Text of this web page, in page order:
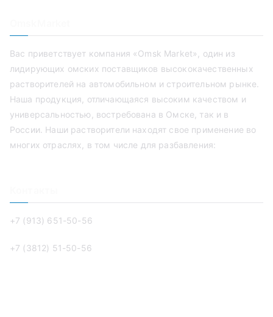
Вас приветствует компания «Omsk Market», один из
лидирующих омских поставщиков высококачественных
растворителей на автомобильном и строительном рынке.
Наша продукция, отличающаяся высоким качеством и
универсальностью, востребована в Омске, так и в
России. Наши растворители находят свое применение во
многих отраслях, в том числе для разбавления:
+7 (913) 651-50-56‬
+7 (3812) 51-50-56